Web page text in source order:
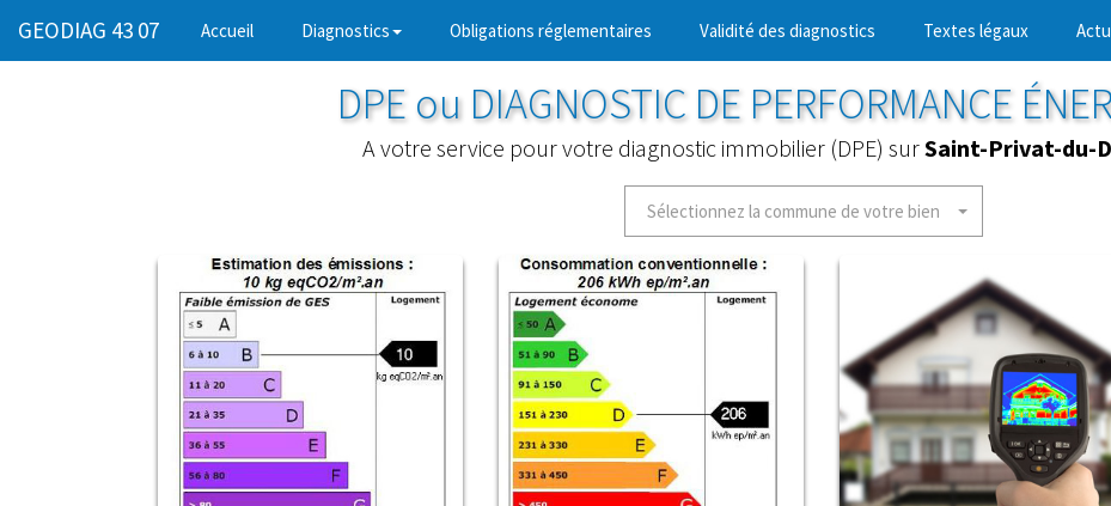
GEODIAG 43 07 Accueil (current)Diagnostics Obligations réglementaires Validité des diagnostics Textes légaux
DPE ou DIAGNOSTIC DE PERFORMANCE
A votre service pour votre diagnostic immobilier (DPE) surSaint-Privat-du-
Sélectionnez la commune de votre bien